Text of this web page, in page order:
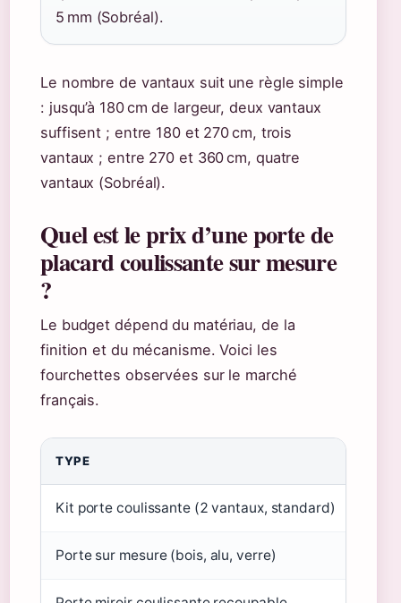
5 mm (Sobréal).
Le nombre de vantaux suit une règle simple
: jusqu’à 180 cm de largeur, deux vantaux
suffisent ; entre 180 et 270 cm, trois
vantaux ; entre 270 et 360 cm, quatre
vantaux (Sobréal).
Quel est le prix d’une porte de
placard coulissante sur mesure
?
Le budget dépend du matériau, de la
finition et du mécanisme. Voici les
fourchettes observées sur le marché
français.
TYPE
Kit porte coulissante (2 vantaux, standard)
Porte sur mesure (bois, alu, verre)